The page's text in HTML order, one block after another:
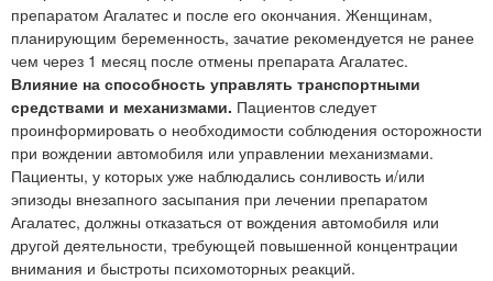
препаратом Агалатес и после его окончания. Женщинам,
планирующим беременность, зачатие рекомендуется не ранее
чем через 1 месяц после отмены препарата Агалатес.
Влияние на способность управлять транспортными
средствами и механизмами. Пациентов следует
проинформировать о необходимости соблюдения осторожности
при вождении автомобиля или управлении механизмами.
Пациенты, у которых уже наблюдались сонливость и/или
эпизоды внезапного засыпания при лечении препаратом
Агалатес, должны отказаться от вождения автомобиля или
другой деятельности, требующей повышенной концентрации
внимания и быстроты психомоторных реакций.